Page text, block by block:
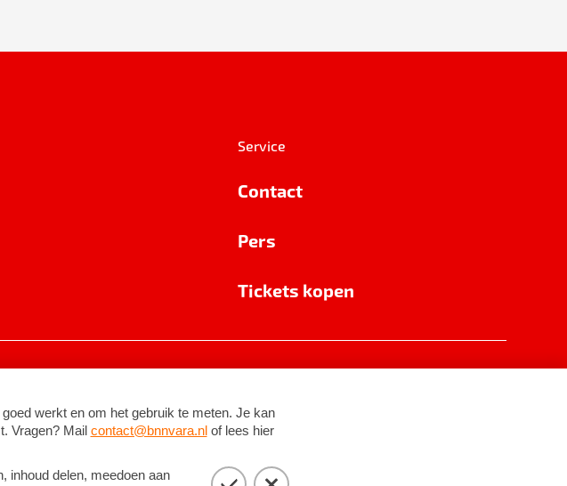
Service
Contact
Pers
Tickets kopen